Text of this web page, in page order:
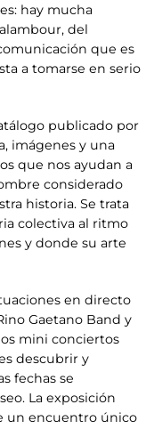
hay mucha
del
que es
a tomarse en serio
publicado por
imágenes y una
que nos ayudan a
considerado
historia. Se trata
colectiva al ritmo
y donde su arte
en directo
Gaetano Band y
mini conciertos
descubrir y
fechas se
La exposición
un encuentro único